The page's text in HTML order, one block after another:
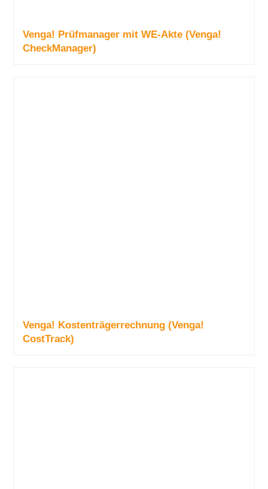
Venga! Prüfmanager mit WE-Akte (Venga!
CheckManager)
Venga! Kostenträgerrechnung (Venga!
CostTrack)